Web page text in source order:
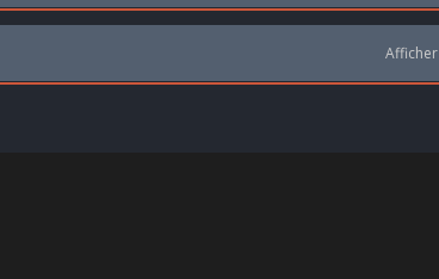
Afficher